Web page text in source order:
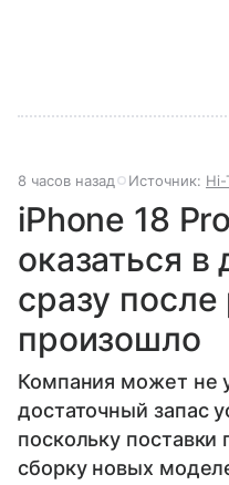
8 часов назад Источник: Hi-
iPhone 18
оказаться в
сразу после
произошло
Компания может не
достаточный запас
поскольку
сборку новых